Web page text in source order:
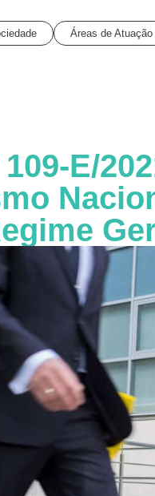
Áreas de Atuação
E/